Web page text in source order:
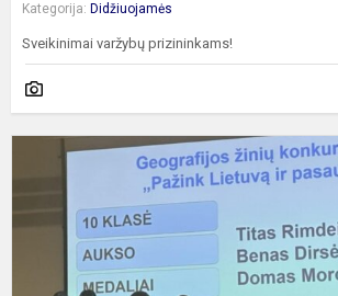
Kategorija: Didžiuojamės
Sveikinimai varžybų prizininkams!